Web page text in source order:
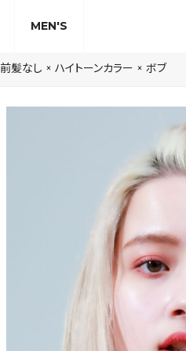
MEN'S
前髪なし × ハイトーンカラー × ボブ